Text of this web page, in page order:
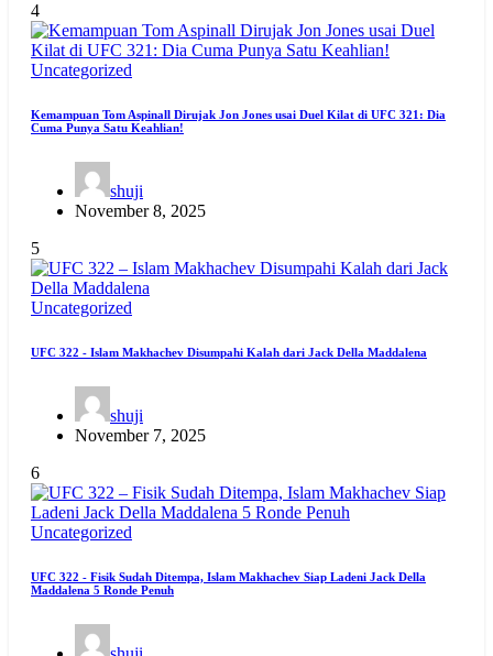
4
Uncategorized
Kemampuan Tom Aspinall Dirujak Jon Jones usai Duel Kilat di UFC 321: Dia
Cuma Punya Satu Keahlian!
shuji
November 8, 2025
5
Uncategorized
UFC 322 - Islam Makhachev Disumpahi Kalah dari Jack Della Maddalena
shuji
November 7, 2025
6
Uncategorized
UFC 322 - Fisik Sudah Ditempa, Islam Makhachev Siap Ladeni Jack Della
Maddalena 5 Ronde Penuh